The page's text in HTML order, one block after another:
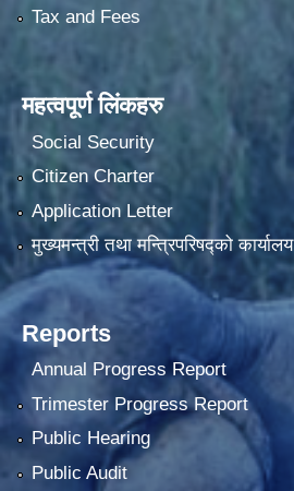
Tax and Fees
महत्वपूर्ण लिंकहरु
Social Security
Citizen Charter
Application Letter
मुख्यमन्त्री तथा मन्त्रिपरिषद्को कार्यालय
Reports
Annual Progress Report
Trimester Progress Report
Public Hearing
Public Audit